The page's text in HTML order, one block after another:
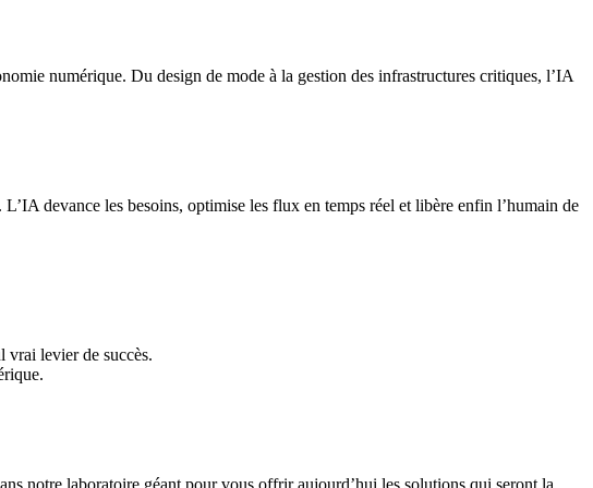
numérique. Du design de mode à la gestion des infrastructures critiques, l’IA
devance les besoins, optimise les flux en temps réel et libère enfin l’humain de
vrai levier de succès.
notre laboratoire géant pour vous offrir aujourd’hui les solutions qui seront la